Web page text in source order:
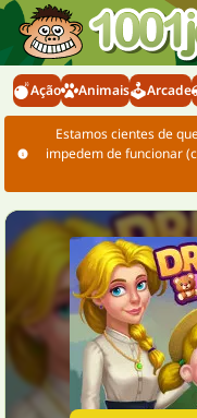
Ação Animais Arcade
Estamos cientes de
impedem de funcionar